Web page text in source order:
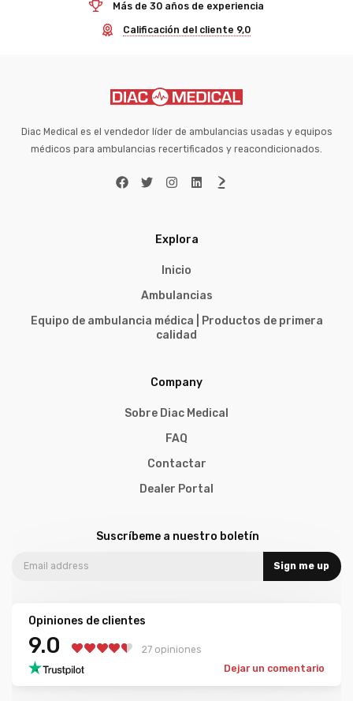
Más de 30 años de experiencia
Calificación del cliente 9,0
Diac Medical es el vendedor líder de ambulancias usadas y equipos
médicos para ambulancias recertificados y reacondicionados.
Explora
Inicio
Ambulancias
Equipo de ambulancia médica | Productos de primera
calidad
Company
Sobre Diac Medical
FAQ
Contactar
Dealer Portal
Suscríbeme a nuestro boletín
Sign me up
Opiniones de clientes
9.0
27 opiniones
Dejar un comentario